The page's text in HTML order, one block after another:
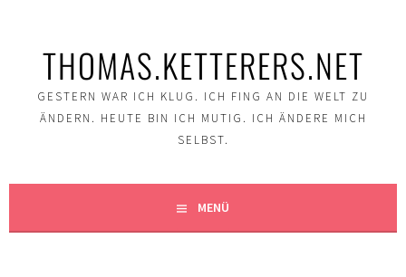
THOMAS.KETTERERS.NET
GESTERN WAR ICH KLUG. ICH FING AN DIE WELT ZU
ÄNDERN. HEUTE BIN ICH MUTIG. ICH ÄNDERE MICH
SELBST.
MENÜ